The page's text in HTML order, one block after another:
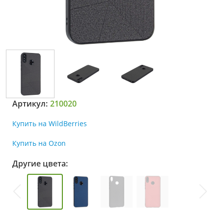
Артикул: 210020
Купить на WildBerries
Купить на Ozon
Другие цвета: